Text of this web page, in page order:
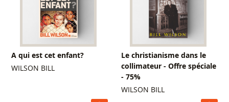
A qui est cet enfant?
WILSON BILL
Le christianisme dans le
collimateur - Offre spéciale
- 75%
WILSON BILL